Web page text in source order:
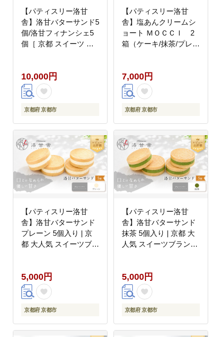
【パティスリー洛甘
舎】洛甘バターサンド5
個/洛甘フィナンシェ5
個［ 京都 スイーツ ク
気 おすすめ お取り寄せ
お菓子 洋菓子 ］
10,000円
京都府 京都市
【パティスリー洛甘
舎】塩あんクリームシ
ョート ＭＯＣＣＩ 2
箱（ケーキ/抹茶/プレー
おいしい 人気 おすすめ
お取り寄せ お菓子 洋菓
子 ］
7,000円
京都府 京都市
【パティスリー洛甘
舎】洛甘バターサンド
プレーン 5個入り | 京
都 大人気 スイーツブラ
ッキー おすすめ グルメ
贅沢 お菓子 スイーツ
ギフト プレゼント お取
り寄せ 通販 送料無料
5,000円
京都府 京都市
【パティスリー洛甘
舎】洛甘バターサンド
抹茶 5個入り | 京都 大
人気 スイーツブランド
ー 抹茶スイーツ おすす
め グルメ 贅沢 お菓子
スイーツ ギフト プレゼ
ント お取り寄せ 通販
5,000円
京都府 京都市